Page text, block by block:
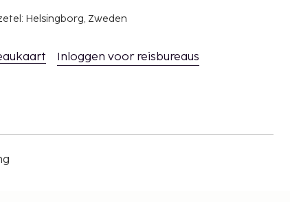
Helsingborg, Zweden
Inloggen voor reisbureaus